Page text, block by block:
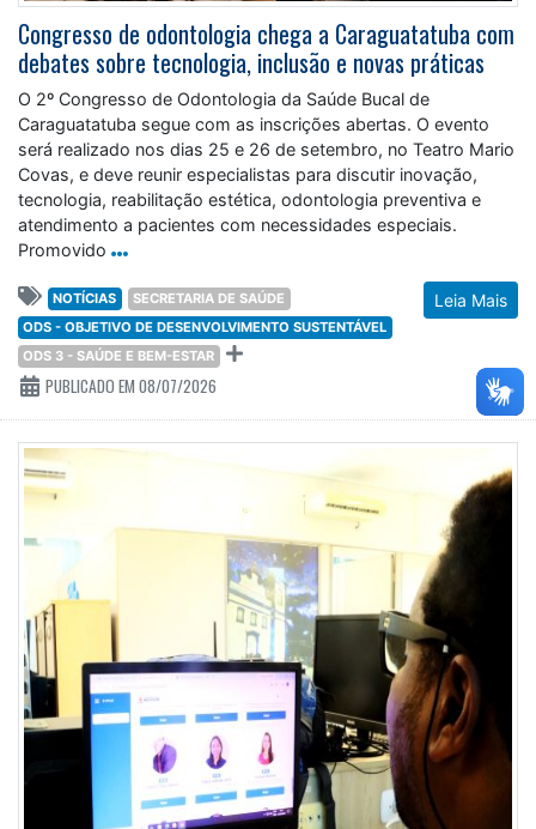
Congresso de odontologia chega a Caraguatatuba com
debates sobre tecnologia, inclusão e novas práticas
O 2º Congresso de Odontologia da Saúde Bucal de
Caraguatatuba segue com as inscrições abertas. O evento
será realizado nos dias 25 e 26 de setembro, no Teatro Mario
Covas, e deve reunir especialistas para discutir inovação,
tecnologia, reabilitação estética, odontologia preventiva e
atendimento a pacientes com necessidades especiais.
Promovido
Leia Mais
NOTÍCIAS
SECRETARIA DE SAÚDE
ODS - OBJETIVO DE DESENVOLVIMENTO SUSTENTÁVEL
ODS 3 - SAÚDE E BEM-ESTAR
PUBLICADO EM 08/07/2026